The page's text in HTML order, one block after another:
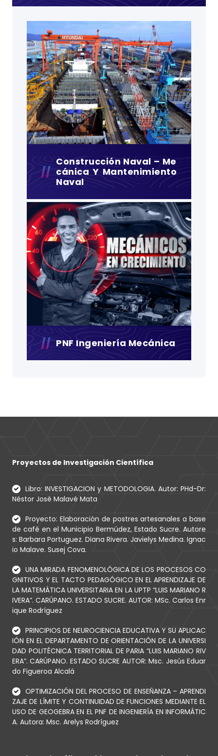
Construcción Naval – Me
Cánica Y Mantenimiento
Naval
PNF Ingeniería Mecánica
Proyectos de Investigación Científica
Libro: INVESTIGACION y METODOLOGIA. Autor: PHd-Dr:
Néstor José Malavé Mata
Proyecto: Elaboración de postres artesanales a base
de café en el Municipio Bermúdez, Estado Sucre. Autore
s: Barbara Portuguez. Diana Rivera. Javielys Medina. Ignac
io Malave. Susej Cova.
UNA MIRADA FENOMENOLÓGICA DE LOS PROCESOS CO
GNITIVOS Y EL TACTO PEDAGÓGICO EN EL APRENDIZAJE DE
LA MATEMÁTICA UNIVERSITARIA EN LA UPTP “LUIS MARIANO R
IVERA”. CARÚPANO. ESTADO SUCRE. AUTOR: MSc. Carlos Enr
ique Rodríguez
PRINCIPIOS DE NEUROCIENCIA EDUCATIVA Y SU APLICAC
IÓN EN EL DEPARTAMENTO DE ORIENTACIÓN DE LA UNIVERSI
DAD POLITÉCNICA TERRITORIAL DE PARIA “LUIS MARIANO RIV
ERA”. CARÚPANO. ESTADO SUCRE AUTOR: Msc. Jesús Eduar
do Figueroa Alcalá
OPTIMIZACIÓN DEL PROCESO DE ENSEÑANZA – APRENDI
ZAJE DE LÍMITE Y CONTINUIDAD DE FUNCIONES MEDIANTE EL
USO DE GEOGEBRA EN EL PNF DE INGENIERÍA EN INFORMÁTIC
A. Autora: Msc. Arelys Rodríguez